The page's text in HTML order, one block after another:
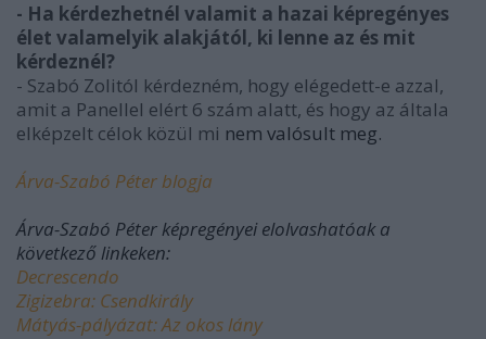
- Ha kérdezhetnél valamit a hazai képregényes
élet valamelyik alakjától, ki lenne az és mit
kérdeznél?
- Szabó Zolitól kérdezném, hogy elégedett-e azzal,
amit a Panellel elért 6 szám alatt, és hogy az általa
elképzelt célok közül mi nem valósult meg.
Árva-Szabó Péter blogja
Árva-Szabó Péter képregényei elolvashatóak a
következő linkeken:
Decrescendo
Zigizebra: Csendkirály
Mátyás-pályázat: Az okos lány